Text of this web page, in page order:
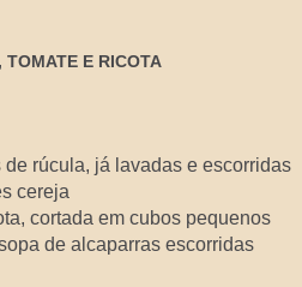
E RICOTA
rúcula, já lavadas e escorridas
cereja
cortada em cubos pequenos
de alcaparras escorridas